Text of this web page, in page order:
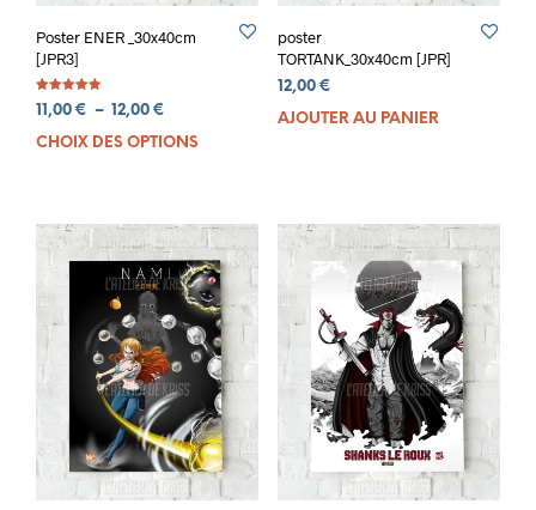
Poster ENER _30x40cm
[JPR3]
Note
5.00
11,00 € – 12,00 €
de
12,00 €
CHOIX DES OPTIONS
plusieurs
variations.
options
peuvent
être
choisies
page
du
produit
poster
TORTANK_30x40cm [JPR]
12,00 €
AJOUTER AU PANIER